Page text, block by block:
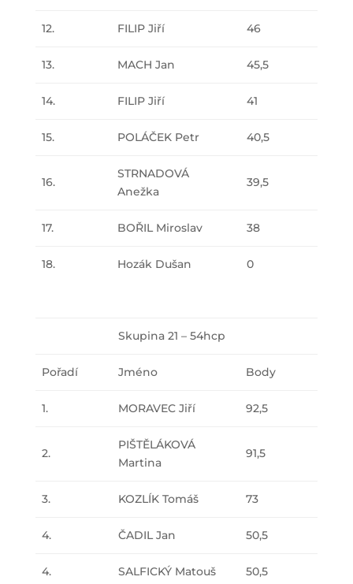
12. FILIP Jiří 46
13. MACH Jan 45,5
14. FILIP Jiří 41
15. POLÁČEK Petr 40,5
16.
STRNADOVÁ
Anežka
39,5
17. BOŘIL Miroslav 38
18. Hozák Dušan 0
Skupina 21 – 54hcp
Pořadí Jméno Body
1. MORAVEC Jiří 92,5
2.
PIŠTĚLÁKOVÁ
Martina
91,5
3. KOZLÍK Tomáš 73
4. ČADIL Jan 50,5
4. SALFICKÝ Matouš 50,5